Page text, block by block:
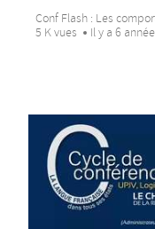
Conf Flash : Les
5 K vues
Il y a 6